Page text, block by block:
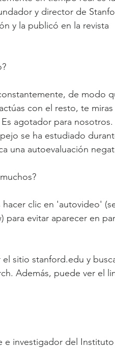
y director de
y la publicó en la revista
de modo
con el resto, te miras
agotador para nosotros.
se ha estudiado
una autoevaluación
clic en 'autovideo'
para evitar aparecer en
sitio stanford.edu y
Además, puede ver el
e investigador del